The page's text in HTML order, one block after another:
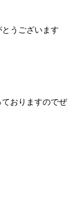
うございます
おりますのでぜ